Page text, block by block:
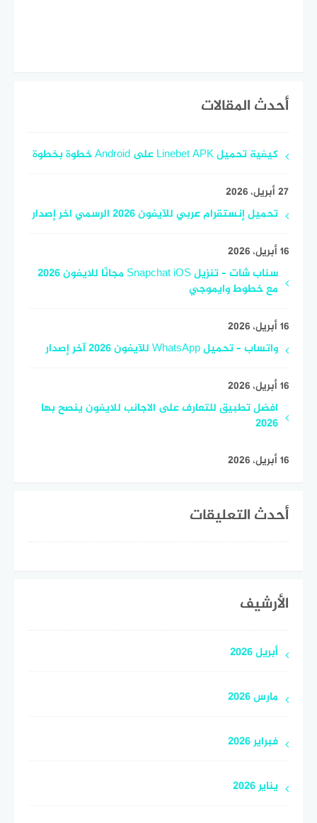
أحدث المقالات
كيفية تحميل Linebet APK على Android خطوة بخطوة
27 أبريل، 2026
تحميل إنستقرام عربي للآيفون 2026 الرسمي اخر إصدار
16 أبريل، 2026
سناب شات – تنزيل Snapchat iOS مجانًا للايفون 2026
مع خطوط وايموجي
16 أبريل، 2026
واتساب – تحميل WhatsApp للآيفون 2026 آخر إصدار
16 أبريل، 2026
افضل تطبيق للتعارف على الاجانب للايفون ينصح بها
2026
16 أبريل، 2026
أحدث التعليقات
الأرشيف
أبريل 2026
مارس 2026
فبراير 2026
يناير 2026